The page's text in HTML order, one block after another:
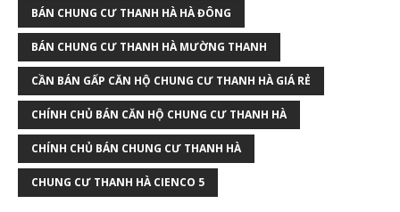
BÁN CHUNG CƯ THANH HÀ HÀ ĐÔNG
BÁN CHUNG CƯ THANH HÀ MƯỜNG THANH
CẦN BÁN GẤP CĂN HỘ CHUNG CƯ THANH HÀ GIÁ RẺ
CHÍNH CHỦ BÁN CĂN HỘ CHUNG CƯ THANH HÀ
CHÍNH CHỦ BÁN CHUNG CƯ THANH HÀ
CHUNG CƯ THANH HÀ CIENCO 5